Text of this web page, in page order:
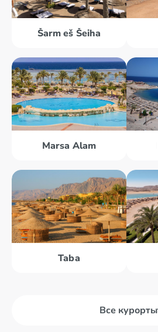
Šarm eš Šeiha
Marsa Alam
Taba
Все курорты